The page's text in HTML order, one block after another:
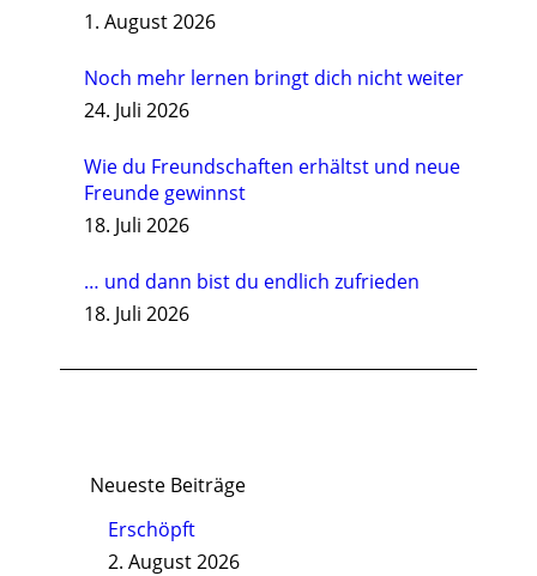
1. August 2026
Noch mehr lernen bringt dich nicht weiter
24. Juli 2026
Wie du Freundschaften erhältst und neue
Freunde gewinnst
18. Juli 2026
… und dann bist du endlich zufrieden
18. Juli 2026
Neueste Beiträge
Erschöpft
2. August 2026